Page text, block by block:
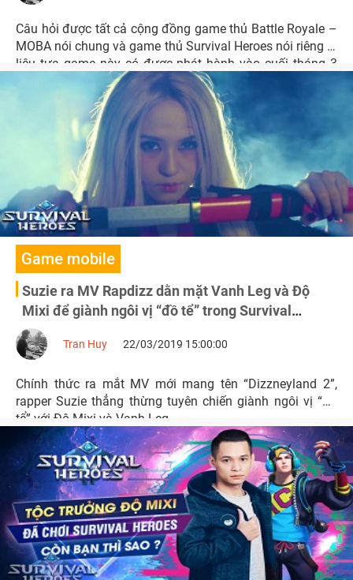
Câu hỏi được tất cả cộng đồng game thủ Battle Royale –
MOBA nói chung và game thủ Survival Heroes nói riêng là
liệu tựa game này có được phát hành vào cuối tháng 3
Game mobile
Suzie ra MV Rapdizz dằn mặt Vanh Leg và Độ
Mixi để giành ngôi vị “đồ tể” trong Survival
Heroes
Tran Huy 22/03/2019 15:00:00
Chính thức ra mắt MV mới mang tên “Dizzneyland 2”,
rapper Suzie thẳng thừng tuyên chiến giành ngôi vị “đồ
tể” với Độ Mixi và Vanh Leg.